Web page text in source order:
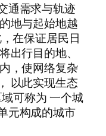
通需求与轨迹
地与起始地越
在保证居民日
出行目的地、
，使网络复杂
以此实现生态
可称为 一个城
元构成的城市